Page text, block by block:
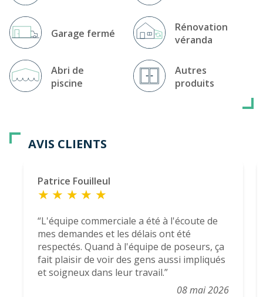
Garage fermé
Rénovation
véranda
Abri de
piscine
Autres
produits
AVIS CLIENTS
Patrice Fouilleul
08 mai 2026
L'équipe commerciale a été à l'écoute de
mes demandes et les délais ont été
respectés. Quand à l'équipe de poseurs, ça
fait plaisir de voir des gens aussi impliqués
et soigneux dans leur travail.